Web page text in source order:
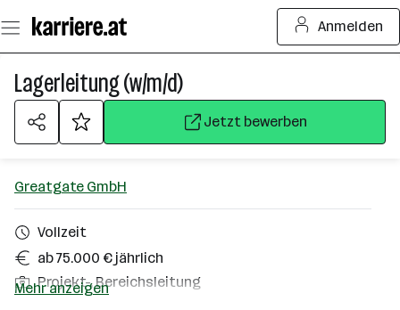
Seiteninhalt
springen
Anmelden
Lagerleitung (w/m/d)
Jetzt bewerben
Greatgate GmbH
Vollzeit
ab 75.000 € jährlich
Projekt-, Bereichsleitung
Mehr anzeigen